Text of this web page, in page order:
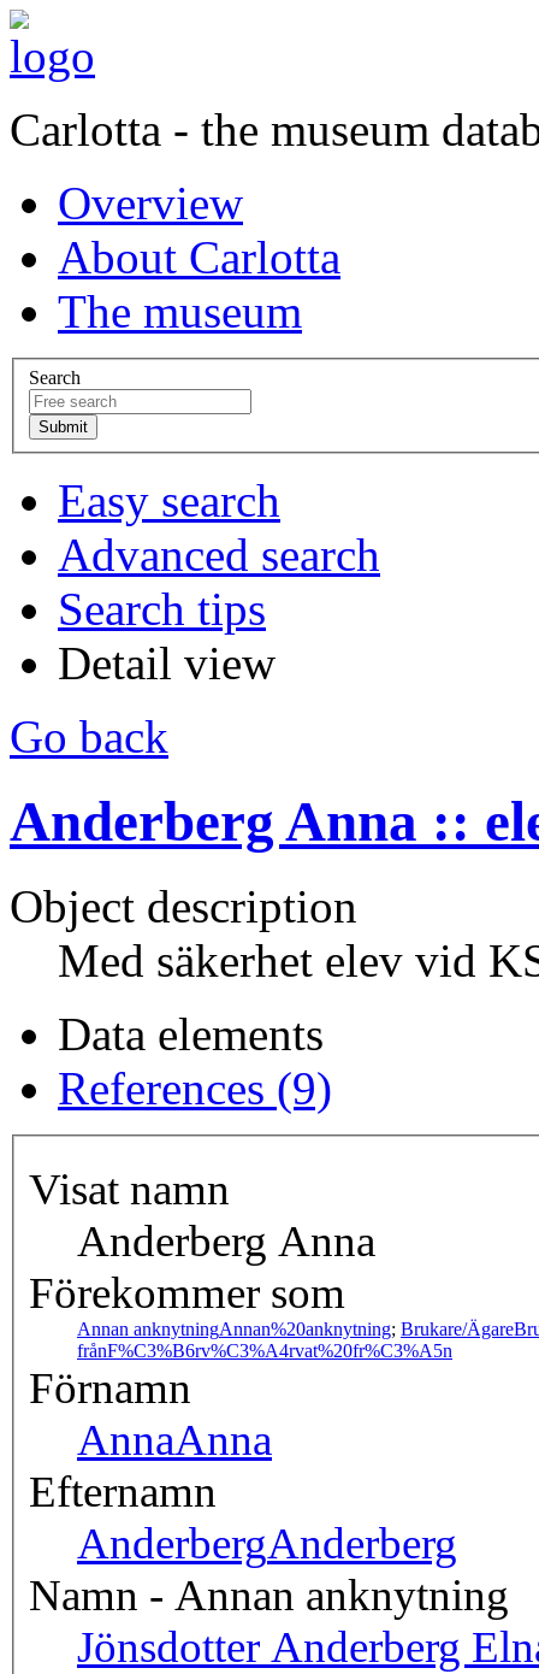
Carlotta - the museum
Overview
About Carlotta
The museum
Search
Easy search
Advanced search
Search tips
Detail view
Go back
Anderberg Anna ::
Object description
Med säkerhet elev vid
Data elements
References (9)
Visat namn
Anderberg Anna
Förekommer som
Annan anknytningAnnan%20anknytning; Brukare/Ägare
frånF%C3%B6rv%C3%A4rvat%20fr%C3%A5n
Förnamn
AnnaAnna
Efternamn
AnderbergAnderberg
Namn - Annan anknytning
Jönsdotter Anderberg